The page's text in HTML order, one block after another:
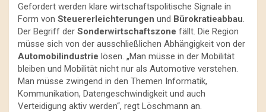
Gefordert werden klare wirtschaftspolitische Signale in
Form von Steuererleichterungen und Bürokratieabbau.
Der Begriff der Sonderwirtschaftszone fällt. Die Region
müsse sich von der ausschließlichen Abhängigkeit von der
Automobilindustrie lösen. „Man müsse in der Mobilität
bleiben und Mobilität nicht nur als Automotive verstehen.
Man müsse zwingend in den Themen Informatik,
Kommunikation, Datengeschwindigkeit und auch
Verteidigung aktiv werden“, regt Löschmann an.